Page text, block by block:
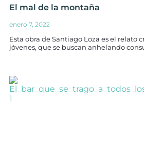
El mal de la montaña
enero 7, 2022
Esta obra de Santiago Loza es el relato
jóvenes, que se buscan anhelando